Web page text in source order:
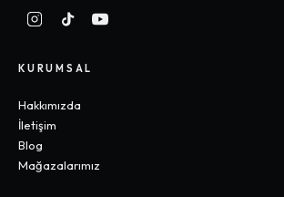
KURUMSAL
Hakkımızda
İletişim
Blog
Mağazalarımız